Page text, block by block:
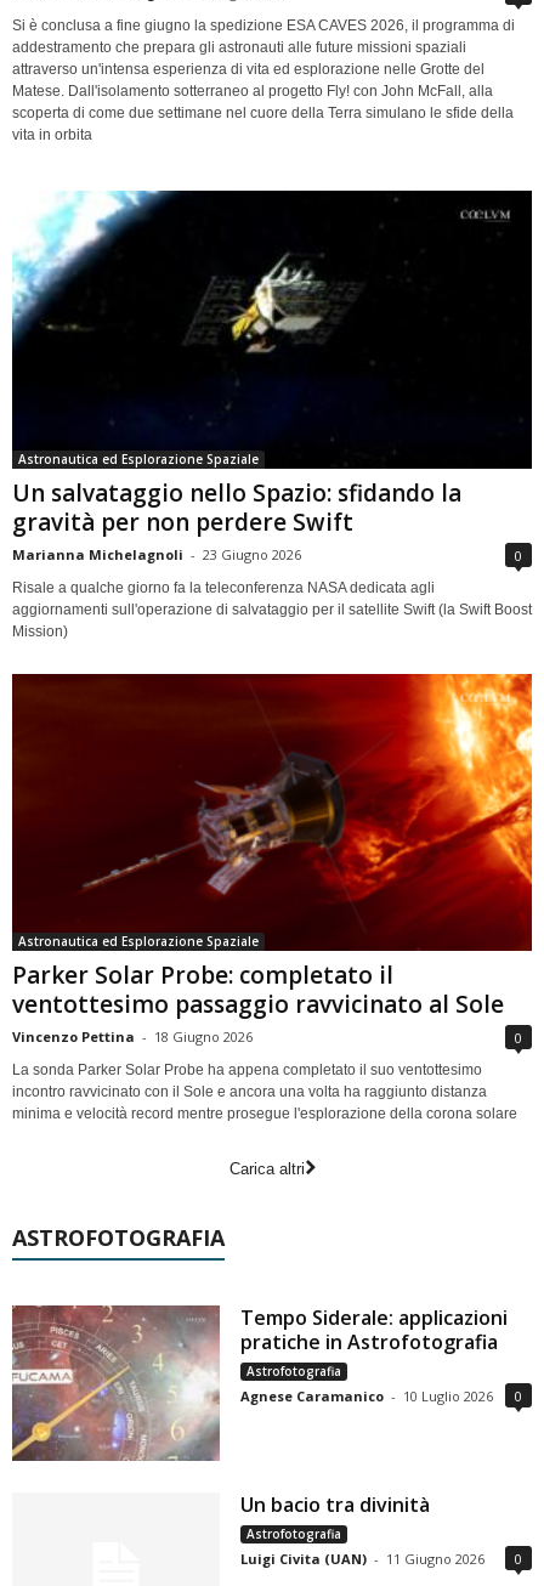
Si è conclusa a fine giugno la spedizione ESA CAVES 2026, il programma di
addestramento che prepara gli astronauti alle future missioni spaziali
attraverso un'intensa esperienza di vita ed esplorazione nelle Grotte del
Matese. Dall'isolamento sotterraneo al progetto Fly! con John McFall, alla
scoperta di come due settimane nel cuore della Terra simulano le sfide della
vita in orbita
Astronautica ed Esplorazione Spaziale
Un salvataggio nello Spazio: sfidando la
gravità per non perdere Swift
Marianna Michelagnoli - 23 Giugno 2026 0
Risale a qualche giorno fa la teleconferenza NASA dedicata agli
aggiornamenti sull'operazione di salvataggio per il satellite Swift (la Swift Boost
Mission)
Astronautica ed Esplorazione Spaziale
Parker Solar Probe: completato il
ventottesimo passaggio ravvicinato al Sole
Vincenzo Pettina - 18 Giugno 2026 0
La sonda Parker Solar Probe ha appena completato il suo ventottesimo
incontro ravvicinato con il Sole e ancora una volta ha raggiunto distanza
minima e velocità record mentre prosegue l'esplorazione della corona solare
Carica altri
ASTROFOTOGRAFIA
Tempo Siderale: applicazioni
pratiche in Astrofotografia
Astrofotografia
Agnese Caramanico - 10 Luglio 2026 0
Un bacio tra divinità
Astrofotografia
Luigi Civita (UAN) - 11 Giugno 2026 0